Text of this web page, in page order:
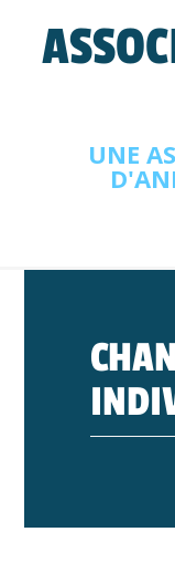
UNE